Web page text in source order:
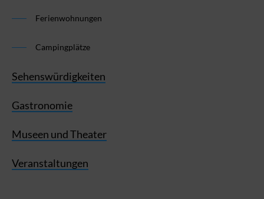
Ferienwohnungen
Campingplätze
Sehenswürdigkeiten
Gastronomie
Museen und Theater
Veranstaltungen